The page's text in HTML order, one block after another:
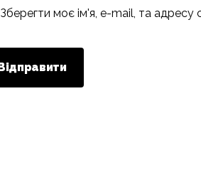
Зберегти моє ім'я, e-mail, та адресу